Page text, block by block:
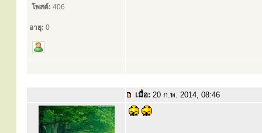
โพสต์: 406
อายุ: 0
เมื่อ: 20 ก.พ. 2014, 08:46